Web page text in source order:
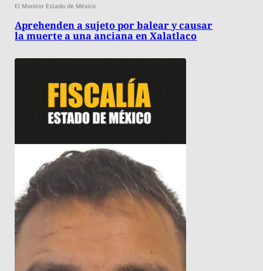
El Monitor Estado de México
Aprehenden a sujeto por balear y causar
la muerte a una anciana en Xalatlaco